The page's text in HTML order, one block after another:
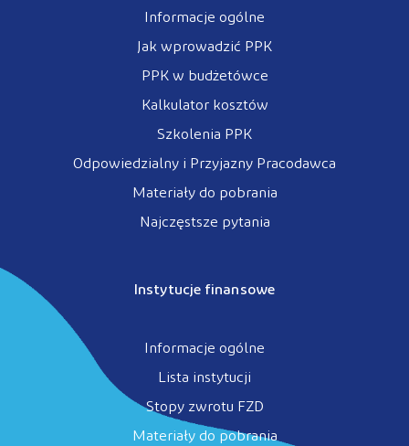
Informacje ogólne
Jak wprowadzić PPK
PPK w budżetówce
Kalkulator kosztów
Szkolenia PPK
Odpowiedzialny i Przyjazny Pracodawca
Materiały do pobrania
Najczęstsze pytania
Instytucje finansowe
Informacje ogólne
Lista instytucji
Stopy zwrotu FZD
Materiały do pobrania